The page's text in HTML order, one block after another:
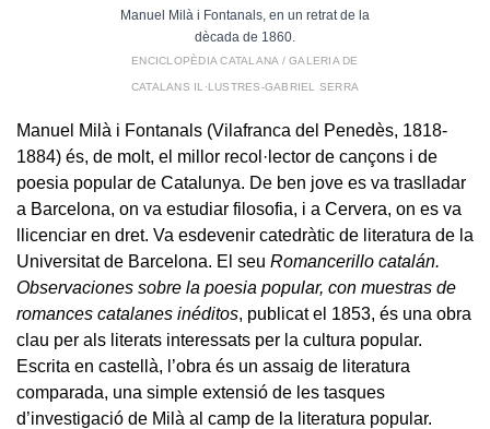
Manuel Milà i Fontanals, en un retrat de la
dècada de 1860.
ENCICLOPÈDIA CATALANA / GALERIA DE
CATALANS IL·LUSTRES-GABRIEL SERRA
Manuel Milà i Fontanals (Vilafranca del Penedès, 1818-
1884) és, de molt, el millor recol·lector de cançons i de
poesia popular de Catalunya. De ben jove es va traslladar
a Barcelona, on va estudiar filosofia, i a Cervera, on es va
llicenciar en dret. Va esdevenir catedràtic de literatura de la
Universitat de Barcelona. El seu Romancerillo catalán.
Observaciones sobre la poesia popular, con muestras de
romances catalanes inéditos, publicat el 1853, és una obra
clau per als literats interessats per la cultura popular.
Escrita en castellà, l’obra és un assaig de literatura
comparada, una simple extensió de les tasques
d’investigació de Milà al camp de la literatura popular.